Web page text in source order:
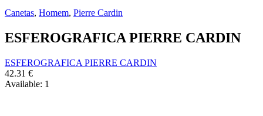
Canetas, Homem, Pierre Cardin
ESFEROGRAFICA PIERRE CARDIN
ESFEROGRAFICA PIERRE CARDIN
42.31 €
Available: 1